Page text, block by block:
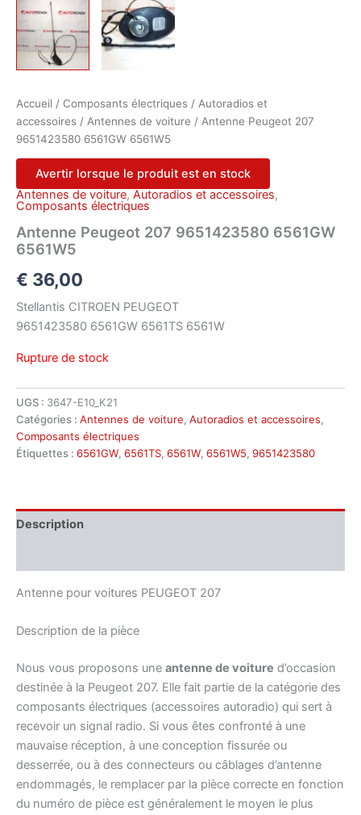
Accueil / Composants électriques / Autoradios et
accessoires / Antennes de voiture / Antenne Peugeot 207
9651423580 6561GW 6561W5
Avertir lorsque le produit est en stock
Antennes de voiture, Autoradios et accessoires,
Composants électriques
Antenne Peugeot 207 9651423580 6561GW
6561W5
€ 36,00
Stellantis CITROEN PEUGEOT
9651423580 6561GW 6561TS 6561W
Rupture de stock
UGS : 3647-E10_K21
Catégories : Antennes de voiture, Autoradios et accessoires,
Composants électriques
Étiquettes : 6561GW, 6561TS, 6561W, 6561W5, 9651423580
Description
Antenne pour voitures PEUGEOT 207
Description de la pièce
Nous vous proposons une antenne de voiture d’occasion
destinée à la Peugeot 207. Elle fait partie de la catégorie des
composants électriques (accessoires autoradio) qui sert à
recevoir un signal radio. Si vous êtes confronté à une
mauvaise réception, à une conception fissurée ou
desserrée, ou à des connecteurs ou câblages d’antenne
endommagés, le remplacer par la pièce correcte en fonction
du numéro de pièce est généralement le moyen le plus